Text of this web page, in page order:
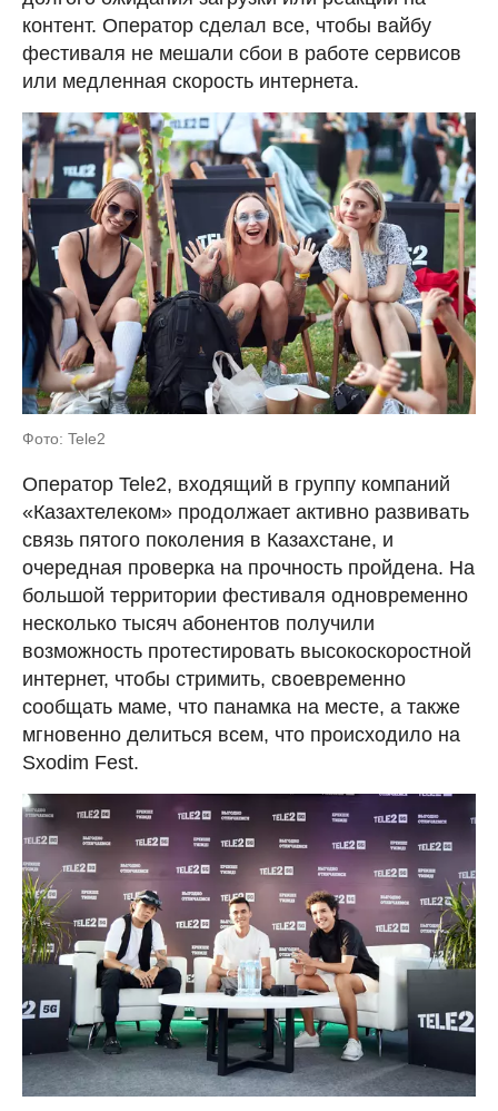
контент. Оператор сделал все, чтобы вайбу
фестиваля не мешали сбои в работе сервисов
или медленная скорость интернета.
Фото: Tele2
Оператор Tele2, входящий в группу компаний
«Казахтелеком» продолжает активно развивать
связь пятого поколения в Казахстане, и
очередная проверка на прочность пройдена. На
большой территории фестиваля одновременно
несколько тысяч абонентов получили
возможность протестировать высокоскоростной
интернет, чтобы стримить, своевременно
сообщать маме, что панамка на месте, а также
мгновенно делиться всем, что происходило на
Sxodim Fest.